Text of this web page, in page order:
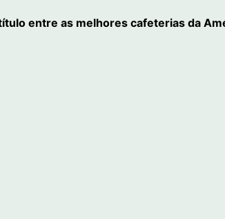
entre as melhores cafeterias da